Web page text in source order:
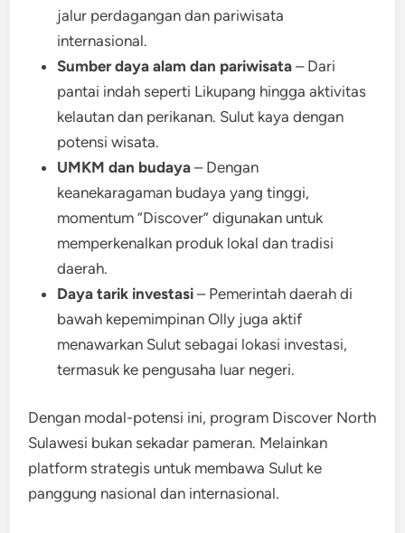
jalur perdagangan dan pariwisata
internasional.
Sumber daya alam dan pariwisata – Dari
pantai indah seperti Likupang hingga aktivitas
kelautan dan perikanan. Sulut kaya dengan
potensi wisata.
UMKM dan budaya – Dengan
keanekaragaman budaya yang tinggi,
momentum “Discover” digunakan untuk
memperkenalkan produk lokal dan tradisi
daerah.
Daya tarik investasi – Pemerintah daerah di
bawah kepemimpinan Olly juga aktif
menawarkan Sulut sebagai lokasi investasi,
termasuk ke pengusaha luar negeri.
Dengan modal-potensi ini, program Discover North
Sulawesi bukan sekadar pameran. Melainkan
platform strategis untuk membawa Sulut ke
panggung nasional dan internasional.